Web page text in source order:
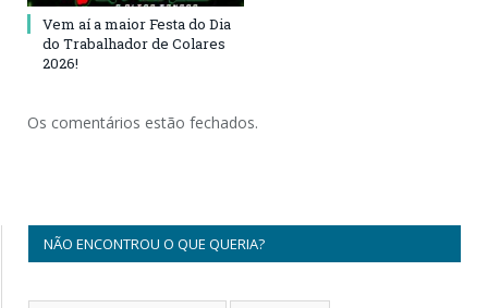
Vem aí a maior Festa do Dia
do Trabalhador de Colares
2026!
Os comentários estão fechados.
NÃO ENCONTROU O QUE QUERIA?